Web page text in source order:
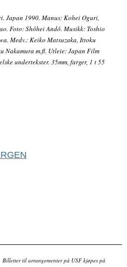
Japan 1990. Manus: Kohei Oguri,
Foto: Shôhei Andô. Musikk: Toshio
Medv.: Keiko Matsuzaka, Ittoku
Nakamura m.fl. Utleie: Japan Film
undertekster. 35mm, farger, 1 t 55
Billetter til arrangementer på USF kjøpes på